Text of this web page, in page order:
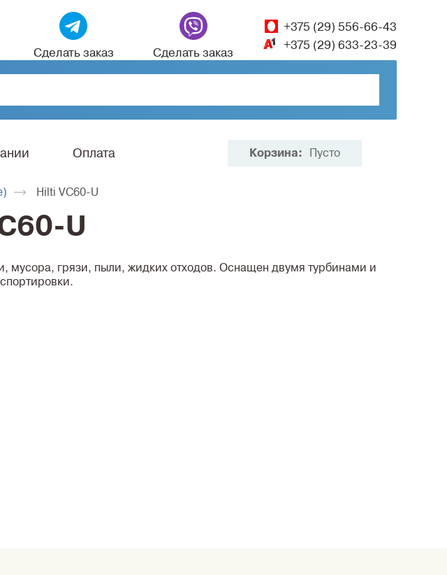
Сделать заказ Сделать заказ
+375 (29) 556-66-43
+375 (29) 633-23-39
Оплата Корзина: Пусто
Hilti VC60-U
U
мусора, грязи, пыли, жидких отходов. Оснащен двумя турбинами и